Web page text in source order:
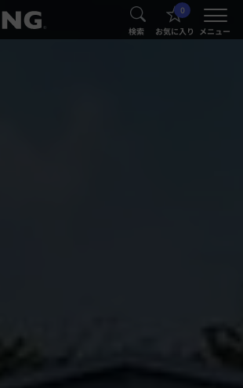
® 検索
0
お気に入り メニュー
®